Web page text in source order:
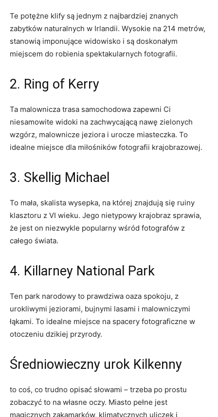
Te potężne ‌klify ​są jednym z najbardziej znanych
zabytków naturalnych w Irlandii. Wysokie na 214 metrów,
stanowią imponujące widowisko i są doskonałym
miejscem do robienia spektakularnych fotografii.
2. ‌Ring of Kerry
Ta malownicza trasa samochodowa zapewni Ci
‌niesamowite widoki na zachwycającą nawę ⁢zielonych
wzgórz, ‍malownicze jeziora i urocze miasteczka. To
idealne miejsce dla ⁤miłośników fotografii krajobrazowej.
3.‍ Skellig Michael
To mała, skalista ⁤wysepka, na której znajdują się ruiny
klasztoru z⁢ VI wieku. Jego nietypowy krajobraz sprawia,‍
że jest on niezwykle popularny wśród‍ fotografów z
całego​ świata.
4. ⁣Killarney⁣ National Park
Ten park narodowy to prawdziwa oaza⁢ spokoju, z
urokliwymi jeziorami,‍ bujnymi lasami i malowniczymi
łąkami. To idealne miejsce‌ na ⁤spacery fotograficzne w
otoczeniu dzikiej przyrody.
Średniowieczny⁣ urok Kilkenny
to⁤ coś, co trudno opisać‌ słowami – trzeba po prostu
zobaczyć to na własne oczy. Miasto pełne jest​
magicznych zakamarków, klimatycznych⁢ uliczek i